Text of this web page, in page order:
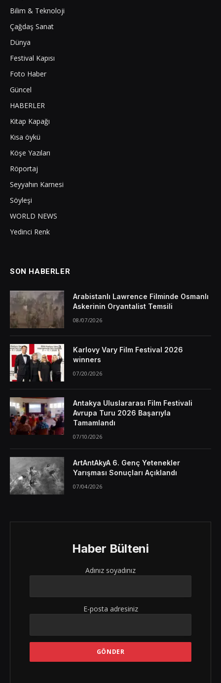
Bilim & Teknoloji
Çağdaş Sanat
Dünya
Festival Kapısı
Foto Haber
Güncel
HABERLER
Kitap Kapağı
Kısa öykü
Köşe Yazıları
Röportaj
Seyyahın Karnesi
Söyleşi
WORLD NEWS
Yedinci Renk
SON HABERLER
Arabistanlı Lawrence Filminde Osmanlı
Askerinin Oryantalist Temsili
08/07/2026
Karlovy Vary Film Festival 2026
winners
07/20/2026
Antakya Uluslararası Film Festivali
Avrupa Turu 2026 Başarıyla
Tamamlandı
07/10/2026
ArtAntAkyA 6. Genç Yetenekler
Yarışması Sonuçları Açıklandı
07/04/2026
Haber Bülteni
Adınız soyadınız
E-posta adresiniz